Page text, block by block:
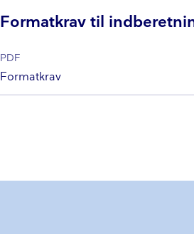
Formatkrav til
PDF
Formatkrav